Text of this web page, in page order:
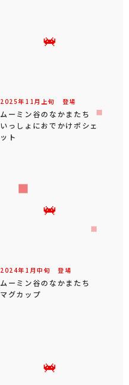
2025年 11 月 上旬 登場
ムーミン谷のなかまたち
いっしょにおでかけポシェ
ット
2024年 1 月中旬 登場
ムーミン谷のなかまたち
マグカップ